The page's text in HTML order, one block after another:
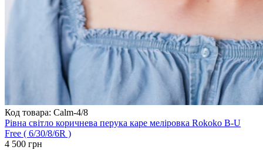
Код товара: Calm-4/8
Рівна світло коричнева перука каре меліровка Rokoko B-U
Free ( 6/30/8/6R )
4 500 грн